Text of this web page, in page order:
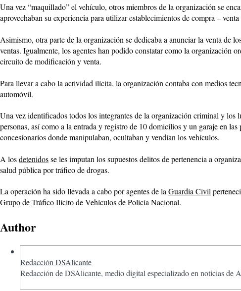
Una vez “maquillado” el vehículo, otros miembros de la organización se
aprovechaban su experiencia para utilizar establecimientos de compra –
Asimismo, otra parte de la organización se dedicaba a anunciar la venta de
ventas. Igualmente, los agentes han podido constatar como la organización
circuito de modificación y venta.
Para llevar a cabo la actividad ilícita, la organización contaba con medios
automóvil.
Una vez identificados todos los integrantes de la organización criminal y los
personas, así como a la entrada y registro de 10 domicilios y un garaje en
concesionarios donde manipulaban, ocultaban y vendían los vehículos.
A losdetenidosse les imputan los supuestos delitos de pertenencia a
salud pública por tráfico de drogas.
La operación ha sido llevada a cabo por agentes de laGuardia Civil
Grupo de Tráfico Ilícito de Vehículos de Policía Nacional.
Author
Redacción DSAlicante
Redacción de DSAlicante, medio digital especializado en noticias de